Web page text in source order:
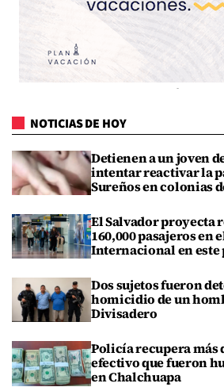
NOTICIAS DE HOY
Detienen a un joven
intentar reactivar la
Sureños en colonias
El Salvador proyecta
160,000 pasajeros en
Internacional en
Dos sujetos fueron
homicidio de un
Divisadero
Policía recupera más
efectivo que fueron
en Chalchuapa